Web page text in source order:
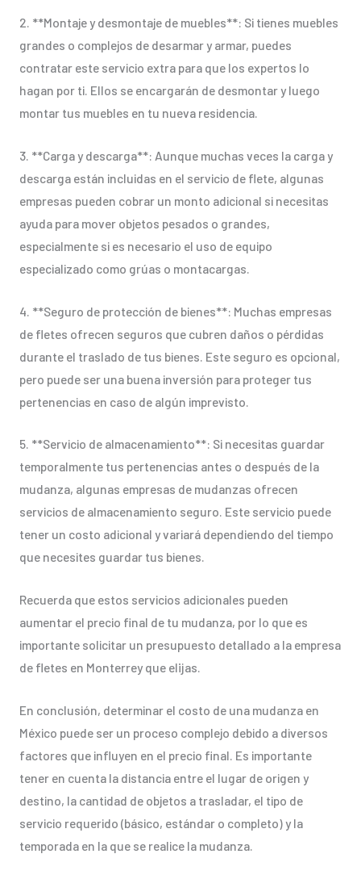
2. **Montaje y desmontaje de muebles**: Si tienes muebles
grandes o complejos de desarmar y armar, puedes
contratar este servicio extra para que los expertos lo
hagan por ti. Ellos se encargarán de desmontar y luego
montar tus muebles en tu nueva residencia.
3. **Carga y descarga**: Aunque muchas veces la carga y
descarga están incluidas en el servicio de flete, algunas
empresas pueden cobrar un monto adicional si necesitas
ayuda para mover objetos pesados o grandes,
especialmente si es necesario el uso de equipo
especializado como grúas o montacargas.
4. **Seguro de protección de bienes**: Muchas empresas
de fletes ofrecen seguros que cubren daños o pérdidas
durante el traslado de tus bienes. Este seguro es opcional,
pero puede ser una buena inversión para proteger tus
pertenencias en caso de algún imprevisto.
5. **Servicio de almacenamiento**: Si necesitas guardar
temporalmente tus pertenencias antes o después de la
mudanza, algunas empresas de mudanzas ofrecen
servicios de almacenamiento seguro. Este servicio puede
tener un costo adicional y variará dependiendo del tiempo
que necesites guardar tus bienes.
Recuerda que estos servicios adicionales pueden
aumentar el precio final de tu mudanza, por lo que es
importante solicitar un presupuesto detallado a la empresa
de fletes en Monterrey que elijas.
En conclusión, determinar el costo de una mudanza en
México puede ser un proceso complejo debido a diversos
factores que influyen en el precio final. Es importante
tener en cuenta la distancia entre el lugar de origen y
destino, la cantidad de objetos a trasladar, el tipo de
servicio requerido (básico, estándar o completo) y la
temporada en la que se realice la mudanza.